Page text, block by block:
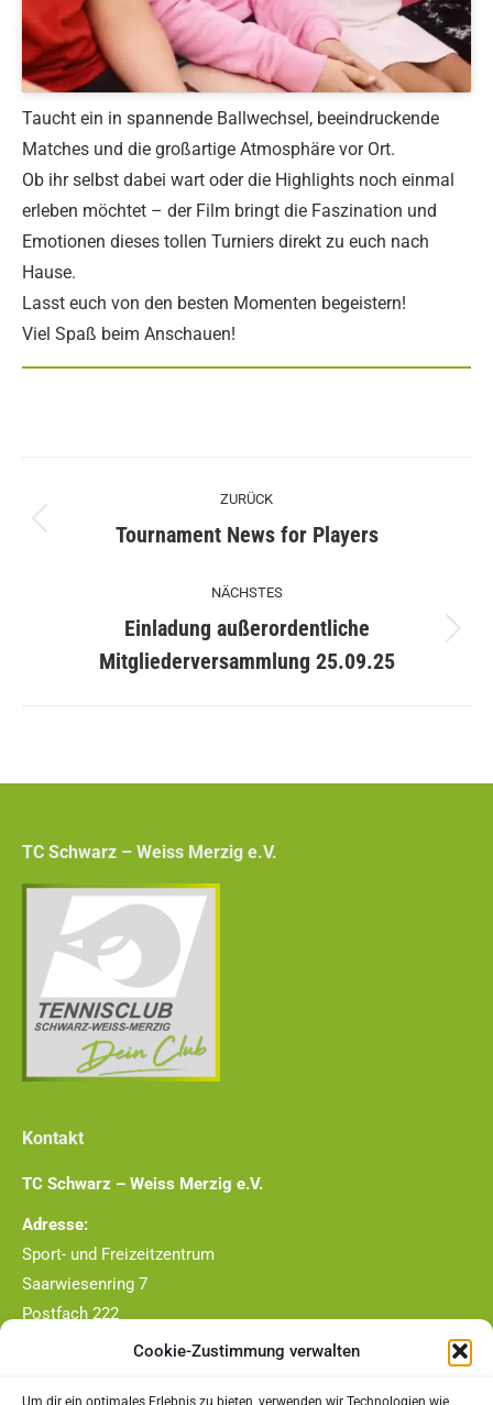
Cookie-Zustimmung verwalten
Um dir ein optimales Erlebnis zu bieten, verwenden wir Technologien wie
Taucht ein in spannende Ballwechsel, beeindruckende
Matches und die großartige Atmosphäre vor Ort.
Ob ihr selbst dabei wart oder die Highlights noch einmal
erleben möchtet – der Film bringt die Faszination und
Emotionen dieses tollen Turniers direkt zu euch nach
Hause.
Lasst euch von den besten Momenten begeistern!
Viel Spaß beim Anschauen!
Kommentarnavigation
ZURÜCK
Vorheriger
Tournament News for Players
NÄCHSTES
Nächster
Beitrag:
Einladung außerordentliche
Mitgliederversammlung 25.09.25
TC Schwarz – Weiss Merzig e.V.
Kontakt
TC Schwarz – Weiss Merzig e.V.
Adresse:
Sport- und Freizeitzentrum
Saarwiesenring 7
Postfach 222